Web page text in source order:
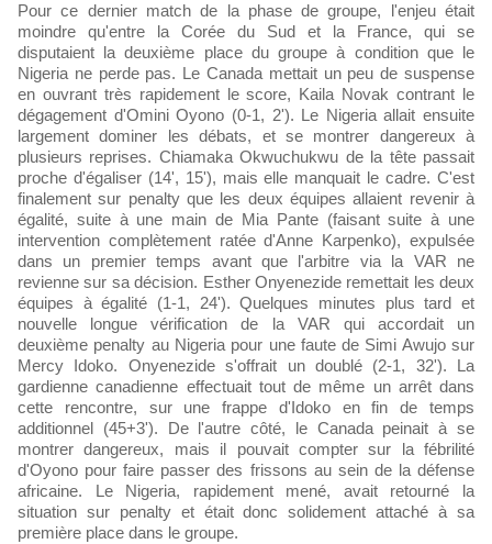
Pour ce dernier match de la phase de groupe, l'enjeu était
moindre qu'entre la Corée du Sud et la France, qui se
disputaient la deuxième place du groupe à condition que le
Nigeria ne perde pas. Le Canada mettait un peu de suspense
en ouvrant très rapidement le score, Kaila Novak contrant le
dégagement d'Omini Oyono (0-1, 2'). Le Nigeria allait ensuite
largement dominer les débats, et se montrer dangereux à
plusieurs reprises. Chiamaka Okwuchukwu de la tête passait
proche d'égaliser (14', 15'), mais elle manquait le cadre. C'est
finalement sur penalty que les deux équipes allaient revenir à
égalité, suite à une main de Mia Pante (faisant suite à une
intervention complètement ratée d'Anne Karpenko), expulsée
dans un premier temps avant que l'arbitre via la VAR ne
revienne sur sa décision. Esther Onyenezide remettait les deux
équipes à égalité (1-1, 24'). Quelques minutes plus tard et
nouvelle longue vérification de la VAR qui accordait un
deuxième penalty au Nigeria pour une faute de Simi Awujo sur
Mercy Idoko. Onyenezide s'offrait un doublé (2-1, 32'). La
gardienne canadienne effectuait tout de même un arrêt dans
cette rencontre, sur une frappe d'Idoko en fin de temps
additionnel (45+3'). De l'autre côté, le Canada peinait à se
montrer dangereux, mais il pouvait compter sur la fébrilité
d'Oyono pour faire passer des frissons au sein de la défense
africaine. Le Nigeria, rapidement mené, avait retourné la
situation sur penalty et était donc solidement attaché à sa
première place dans le groupe.